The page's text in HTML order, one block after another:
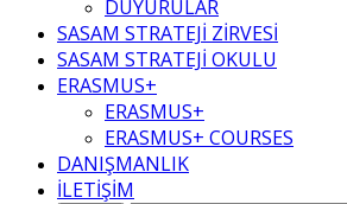
DUYURULAR
SASAM STRATEJİ ZİRVESİ
SASAM STRATEJİ OKULU
ERASMUS+
ERASMUS+
ERASMUS+ COURSES
DANIŞMANLIK
İLETİŞİM